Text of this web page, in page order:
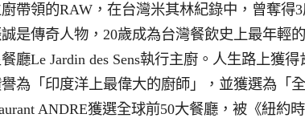
帶領的RAW，在台灣米其林紀錄中，曾奪得
是傳奇人物，20歲成為台灣餐飲史上最年輕
廳Le Jardin des Sens執行主廚。人生路上獲
為「印度洋上最偉大的廚師」，並獲選為「
ANDRE獲選全球前50大餐廳，被《紐約